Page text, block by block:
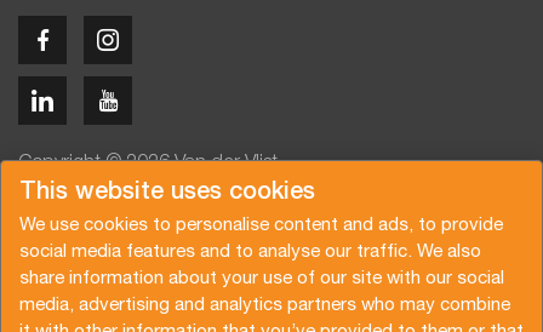
This website uses cookies
We use cookies to personalise content and ads, to provide
social media features and to analyse our traffic. We also
share information about your use of our site with our social
media, advertising and analytics partners who may combine
Copyright © 2026 Van der Vlist
Angebot anfragen Newsletter abonnieren